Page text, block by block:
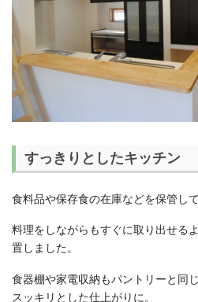
すっきりとしたキッチン
食料品や保存食の在庫などを保管し
料理をしながらもすぐに取り出せる
置しました。
食器棚や家電収納もパントリーと同
スッキリとした仕上がりに。